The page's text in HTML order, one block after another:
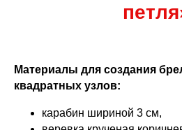
Материалы для создания
квадратных узлов:
карабин шириной 3 см,